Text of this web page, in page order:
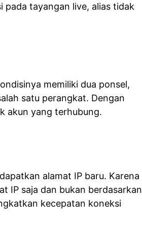
pada tayangan live, alias tidak
memiliki dua ponsel,
satu perangkat. Dengan
akun yang terhubung.
alamat IP baru. Karena
IP saja dan bukan berdasarkan
kecepatan koneksi